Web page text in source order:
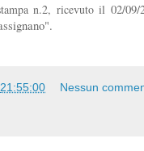
n.2, ricevuto il 02/
21:55:00 Nessun